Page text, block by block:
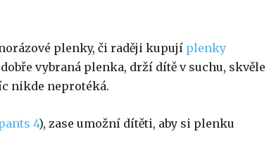
plenky, či raději kupují plenky
vybraná plenka, drží dítě v suchu, skvěle
nikde neprotéká.
4), zase umožní dítěti, aby si plenku